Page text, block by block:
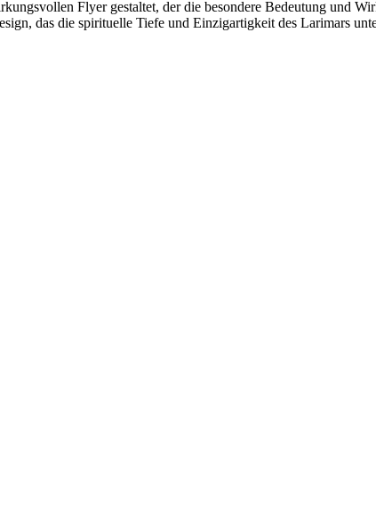
Flyer gestaltet, der die besondere Bedeutung und
das die spirituelle Tiefe und Einzigartigkeit des Larimars